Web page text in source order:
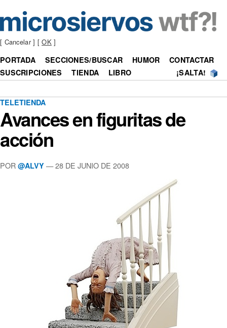
[ Cancelar ] [OK]
PORTADA SECCIONES/BUSCAR HUMOR
CONTACTAR
SUSCRIPCIONES
TIENDA LIBRO ¡SALTA!
TELETIENDA
Avances en figuritas de
acción
POR @ALVY —28 DE JUNIO DE 2008